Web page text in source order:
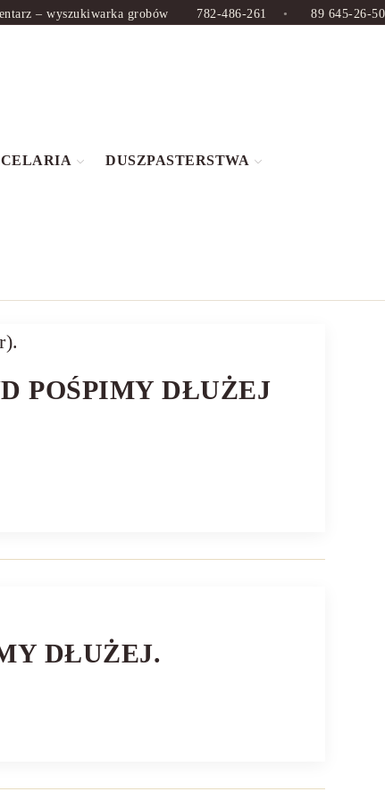
– wyszukiwarka grobów 782-486-261 • 89 645-26-50
DUSZPASTERSTWA
POŚPIMY DŁUŻEJ
DŁUŻEJ.